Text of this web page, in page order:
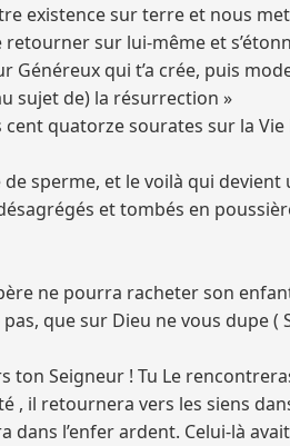
existence sur terre et nous
sur lui-même et
Généreux qui t’a crée, puis
sujet de) la résurrection »
quatorze sourates sur la
sperme, et le voilà qui
et tombés en
ne pourra racheter son
que sur Dieu ne vous dupe (
ton Seigneur ! Tu Le
, il retournera vers les siens
l’enfer ardent. Celui-là